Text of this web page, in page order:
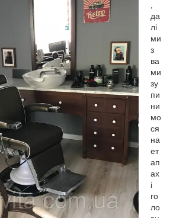
да
лі
ми
з
ва
ми
зу
пи
ни
мо
ся
на
ет
ап
ах
і
го
ло